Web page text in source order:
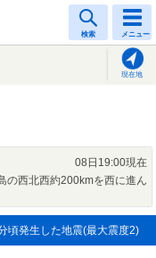
検索 メニュー
現在地
08日19:00現在
の西北西約200kmを西に進ん
頃発生した地震(最大震度2)